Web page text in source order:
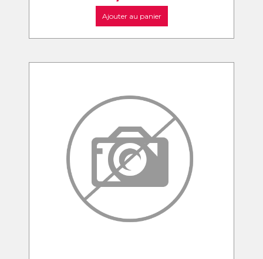
Ajouter au panier